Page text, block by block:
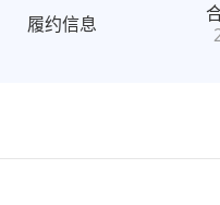
履约信息